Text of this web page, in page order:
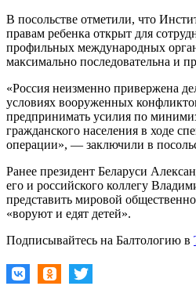
В посольстве отметили, что
правам ребенка открыт для
профильных международных
максимально последовательна и
«Россия неизменно привержена
условиях вооруженных
предпринимать усилия по
гражданского населения в ходе
операции», — заключили в
Ранее президент Беларуси
его и российского коллегу
представить мировой
«воруют и едят детей».
Подписывайтесь на Балтологию в